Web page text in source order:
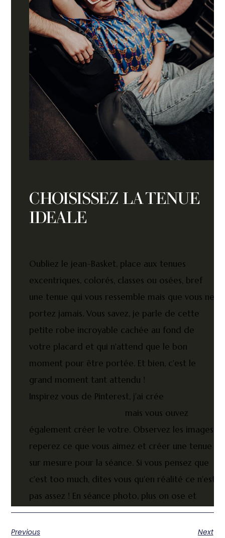
CHOISISSEZ LA TENUE
IDEALE
Oubliez le jean-Basket, place aux tenues
excentriques, colorés, classes ou osées, bref
une tenue qui vous ressemble mais que vous ne
portez jamais. Vous savez, je parle de cette
petite robe incroyable cachée au fond de
votre placard et qui n'attend que le bon
moment pour être portée. Et bien, c'est le
grand moment tant attendu !
Inspirez vous de Pinterest, j'ai crée
mais vous ouvez
également créer le votre. Observez les images,
reperez ce que vous aimez et créer une tenue
sur mesure pour la séance. Si vous pensez que
c'est too much, dites vous qu'en réalité ce n'est
pas assez ! En séance photo, plus on ose et
mieux c'est.
Previous Next